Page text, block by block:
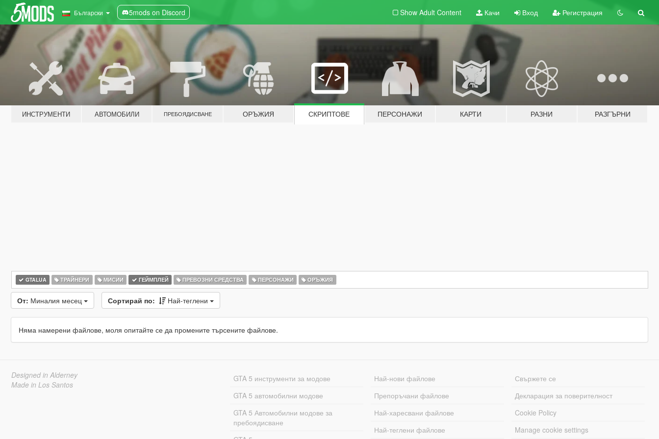
Български 5mods on Discord Show Adult Content Качи Вход Регистрация
ИНСТРУМЕНТИ АВТОМОБИЛИ ПРЕБОЯДИСВАНЕ ОРЪЖИЯ СКРИПТОВЕ ПЕРСОНАЖИ КАРТИ РАЗНИ РАЗГЪРНИ
GTALUA ТРАЙНЕРИ МИСИИ ГЕЙМПЛЕЙ ПРЕВОЗНИ СРЕДСТВА ПЕРСОНАЖИ ОРЪЖИЯ
От: Миналия месец Сортирай по: Най-теглени
Няма намерени файлове, моля опитайте се да промените търсените файлове.
Designed in Alderney
Made in Los Santos
GTA 5 инструменти за модове
GTA 5 автомобилни модове
GTA 5 Автомобилни модове за
пребоядисване
Най-нови файлове
Препоръчани файлове
Най-харесвани файлове
Най-теглени файлове
Свържете се
Декларация за поверителност
Cookie Policy
Manage cookie settings